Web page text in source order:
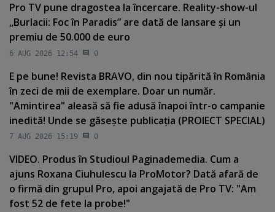
Pro TV pune dragostea la încercare. Reality-show-ul
„Burlacii: Foc în Paradis” are dată de lansare şi un
premiu de 50.000 de euro
6 AUG 2026 12:54 0
E pe bune! Revista BRAVO, din nou tipărită în România
în zeci de mii de exemplare. Doar un număr.
"Amintirea" aleasă să fie adusă înapoi într-o campanie
inedită! Unde se găseşte publicaţia (PROIECT SPECIAL)
7 AUG 2026 15:19 0
VIDEO. Produs în Studioul Paginademedia. Cum a
ajuns Roxana Ciuhulescu la ProMotor? Dată afară de
o firmă din grupul Pro, apoi angajată de Pro TV: "Am
fost 52 de fete la probe!"